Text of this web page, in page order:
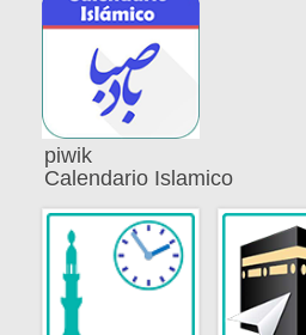
piwik
Calendario Islamico